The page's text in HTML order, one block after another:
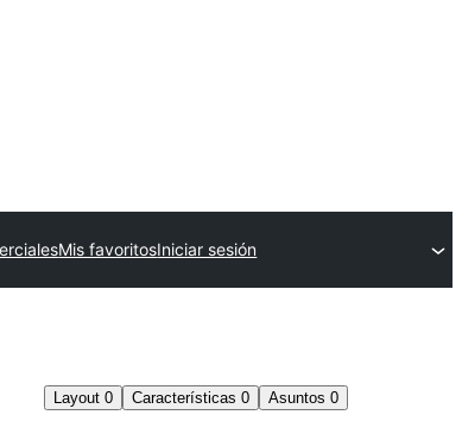
Mis favoritosIniciar sesión
Layout 0 Características 0 Asuntos 0